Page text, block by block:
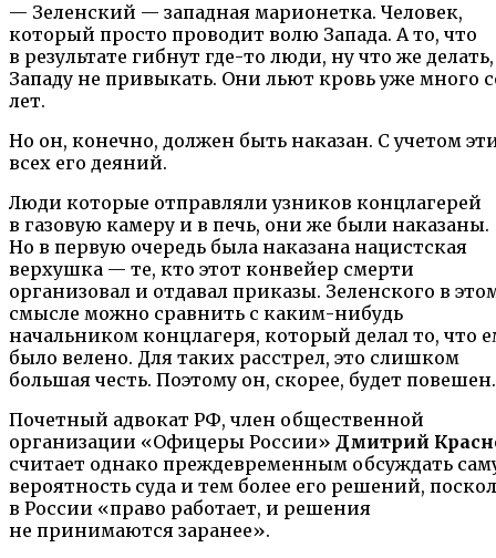
— Зеленский — западная марионетка. Человек,
который просто проводит волю Запада. А то, что
в результате гибнут где-то люди, ну что же делать,
Западу не привыкать. Они льют кровь уже много
лет.
Но он, конечно, должен быть наказан. С учетом
всех его деяний.
Люди которые отправляли узников концлагерей
в газовую камеру и в печь, они же были наказаны.
Но в первую очередь была наказана нацистская
верхушка — те, кто этот конвейер смерти
организовал и отдавал приказы. Зеленского в
смысле можно сравнить с каким-нибудь
начальником концлагеря, который делал то, что
было велено. Для таких расстрел, это слишком
большая честь. Поэтому он, скорее, будет повешен.
Почетный адвокат РФ, член общественной
организации «Офицеры России» Дмитрий
считает однако преждевременным обсуждать
вероятность суда и тем более его решений,
в России «право работает, и решения
не принимаются заранее».